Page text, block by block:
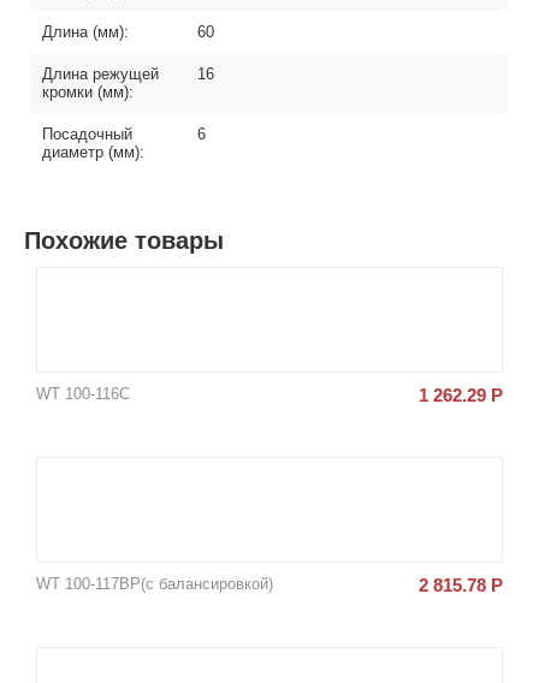
Длина (мм): 60
Длина режущей
кромки (мм):
16
Посадочный
диаметр (мм):
6
Похожие товары
WT 100-116C 1 262.29 Р
WT 100-117BP(с балансировкой) 2 815.78 Р